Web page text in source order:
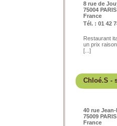
8 rue de
75004 PARIS
France
Tél. : 01 42
Restaurant
un prix
[...]
Chloé.S -
40 rue
75009 PARIS
France